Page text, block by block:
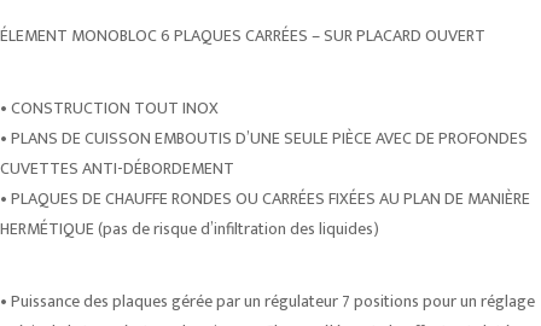
ÉLEMENT MONOBLOC 6 PLAQUES CARRÉES – SUR PLACARD OUVERT
• CONSTRUCTION TOUT INOX
• PLANS DE CUISSON EMBOUTIS D’UNE SEULE PIÈCE AVEC DE PROFONDES
CUVETTES ANTI-DÉBORDEMENT
• PLAQUES DE CHAUFFE RONDES OU CARRÉES FIXÉES AU PLAN DE MANIÈRE
HERMÉTIQUE (pas de risque d’infiltration des liquides)
• Puissance des plaques gérée par un régulateur 7 positions pour un réglage